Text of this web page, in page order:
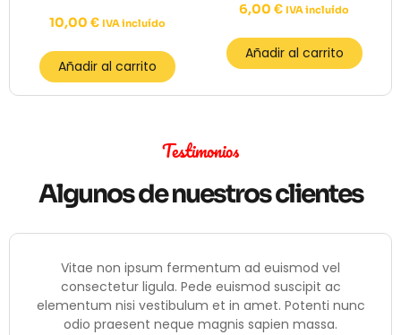
10,00 € IVA incluído
Añadir al carrito
6,00 € IVA incluído
Añadir al carrito
Testimonios
Algunos de nuestros clientes
Vitae non ipsum fermentum ad euismod vel
consectetur ligula. Pede euismod suscipit ac
elementum nisi vestibulum et in amet. Potenti nunc
odio praesent neque magnis sapien massa.